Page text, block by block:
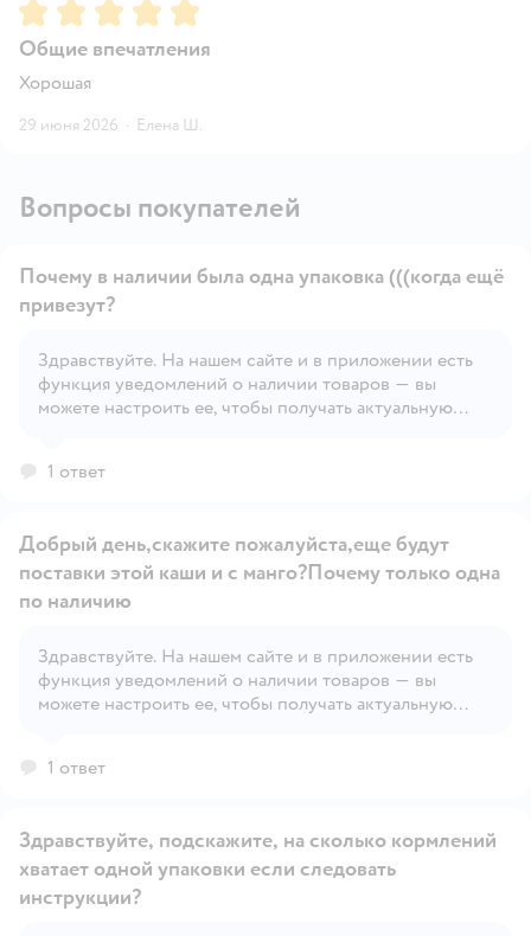
Рейтинг:5
Общие впечатления
Хорошая
29 июня 2026 · Елена Ш.
Вопросы покупателей
Открыть вопрос
Почему в наличии была одна упаковка (((когда ещё
привезут?
Здравствуйте. На нашем сайте и в приложении есть
функция уведомлений о наличии товаров — вы
можете настроить ее, чтобы получать актуальную
1 ответ
Открыть вопрос
Добрый день,скажите пожалуйста,еще будут
поставки этой каши и с манго?Почему только одна
по наличию
Здравствуйте. На нашем сайте и в приложении есть
функция уведомлений о наличии товаров — вы
можете настроить ее, чтобы получать актуальную
1 ответ
Здравствуйте, подскажите, на сколько кормлений
хватает одной упаковки если следовать
инструкции?